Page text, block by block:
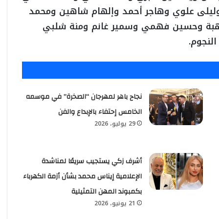
علوي وهاجر أحمد وإلهام شاهين ومحمد
وحسين فهمي وسمير غانم ومنة شلبي
نجاح باهر لمهرجان “الصخرة” في موسمه
الخامس إحتفاء بالإبداع والفن
29 يوليو، 2026
أشرف زكي يستجيب سريعًا لمناشدة
الإعلامية إيناس محمد بشأن أزمة الكهرباء
بكمبوند المهن التمثيلية
21 يونيو، 2026